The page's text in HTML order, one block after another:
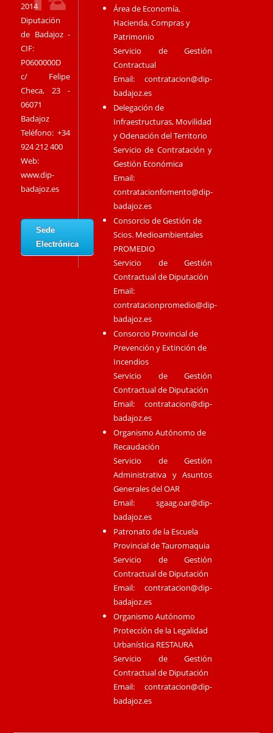
2014
Diputación
de Badajoz -
CIF:
P0600000D
c/ Felipe
Checa, 23 -
06071
Badajoz
Teléfono: +34
924 212 400
Web:
www.dip-
badajoz.es
Sede
Electrónica
Área de Economía,
Hacienda, Compras y
Patrimonio
Servicio de Gestión
Contractual
Email:contratacion@dip-
badajoz.es
Delegación de
Infraestructuras, Movilidad
y Odenación del Territorio
Servicio de Contratación y
Gestión Económica
Email:
contratacionfomento@dip-
badajoz.es
Consorcio de Gestión de
Scios. Medioambientales
PROMEDIO
Servicio de Gestión
Contractual de Diputación
Email:
contratacionpromedio@dip-
badajoz.es
Consorcio Provincial de
Prevención y Extinción de
Incendios
Servicio de Gestión
Contractual de Diputación
Email:contratacion@dip-
badajoz.es
Organismo Autónomo de
Recaudación
Servicio de Gestión
Administrativa y Asuntos
Generales del OAR
Email:sgaag.oar@dip-
badajoz.es
Patronato de la Escuela
Provincial de Tauromaquia
Servicio de Gestión
Contractual de Diputación
Email:contratacion@dip-
badajoz.es
Organismo Autónomo
Protección de la Legalidad
Urbanística RESTAURA
Servicio de Gestión
Contractual de Diputación
Email:contratacion@dip-
badajoz.es